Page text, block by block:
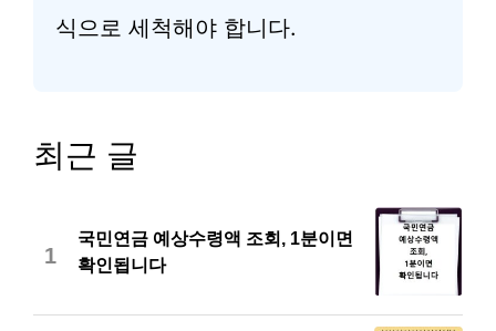
식으로 세척해야 합니다.
최근 글
1
국민연금 예상수령액 조회, 1분이면
확인됩니다